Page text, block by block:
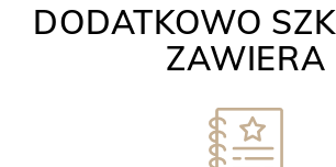
DODATKOWO
ZAWIERA